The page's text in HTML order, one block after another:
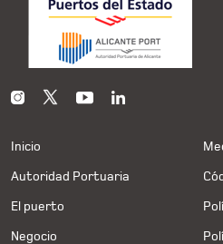
Inicio
Autoridad Portuaria
El puerto
Negocio